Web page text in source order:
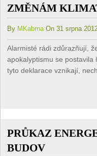
ZMĚNÁM
By MKabrna On 31 srpna
Alarmisté rádi zdůrazňují,
apokalyptismu se
tyto deklarace vznikají,
PRŮKAZ
BUDOV